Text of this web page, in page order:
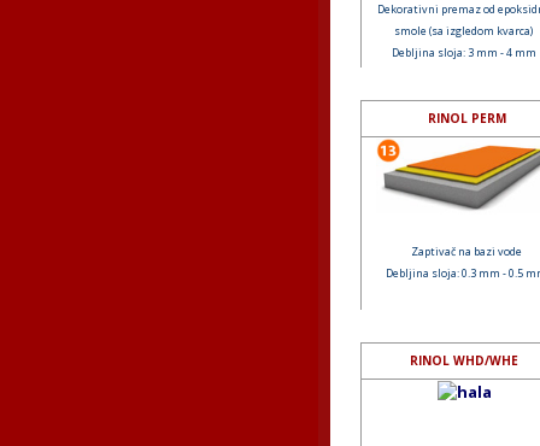
Dekorativni premaz od
smole (sa izgledom kvarca)
Debljina sloja: 3 mm - 4 mm
RINOL PERM
Zaptivač na bazi vode
Debljina sloja: 0.3 mm - 0.5
RINOL WHD/WHE